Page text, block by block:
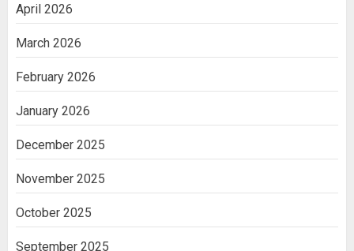
April 2026
March 2026
February 2026
January 2026
December 2025
November 2025
October 2025
September 2025